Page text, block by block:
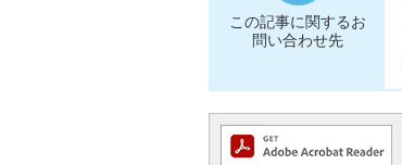
この記事に関するお
問い合わせ先